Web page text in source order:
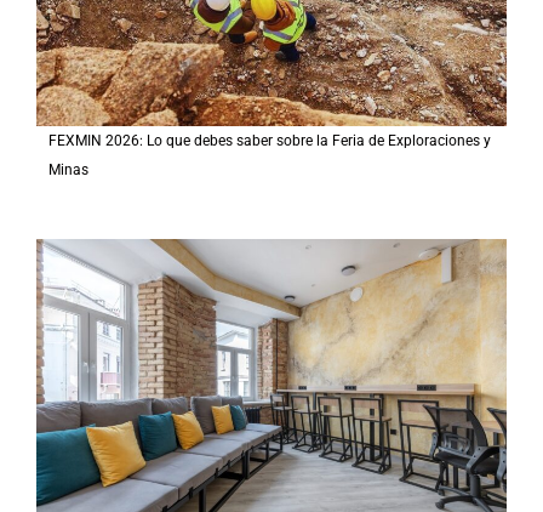
FEXMIN 2026: Lo que debes saber sobre la Feria de Exploraciones y
Minas